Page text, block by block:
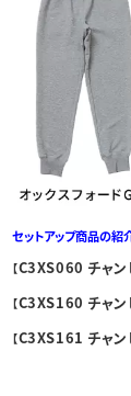
セットアップ商品の紹
【C3XS060 チャン
【C3XS160 チャン
【C3XS161 チャン